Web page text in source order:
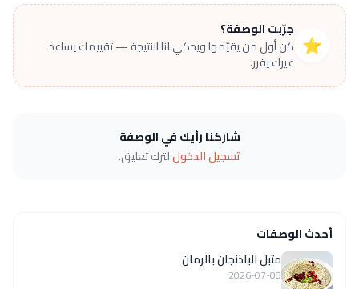
⭐
جرّبت الوصفة؟
كن أول من يقيّمها ويحكي لنا النتيجة — تقييمك يساعد
غيرك يقرر.
شاركنا رأيك في الوصفة
تسجيل الدخوللترك تعليق.
أحدث الوصفات
متبل الباذنجان بالرمان
2026-07-08